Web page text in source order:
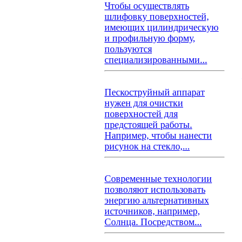
Чтобы осуществлять
шлифовку поверхностей,
имеющих цилиндрическую
и профильную форму,
пользуются
специализированными...
Пескоструйный аппарат
нужен для очистки
поверхностей для
предстоящей работы.
Например, чтобы нанести
рисунок на стекло,...
Современные технологии
позволяют использовать
энергию альтернативных
источников, например,
Солнца. Посредством...